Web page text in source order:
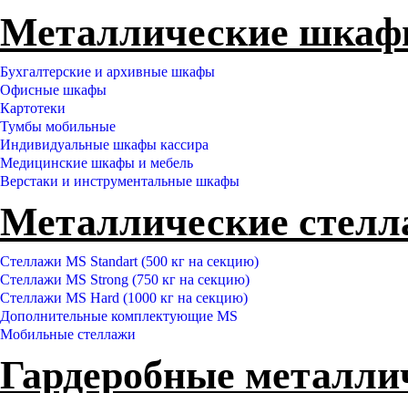
Металлические
Бухгалтерские и архивные шкафы
Офисные шкафы
Картотеки
Тумбы мобильные
Индивидуальные шкафы кассира
Медицинские шкафы и мебель
Верстаки и инструментальные шкафы
Металлические
Стеллажи MS Standart (500 кг на секцию)
Стеллажи MS Strong (750 кг на секцию)
Стеллажи MS Hard (1000 кг на секцию)
Дополнительные комплектующие MS
Мобильные стеллажи
Гардеробные